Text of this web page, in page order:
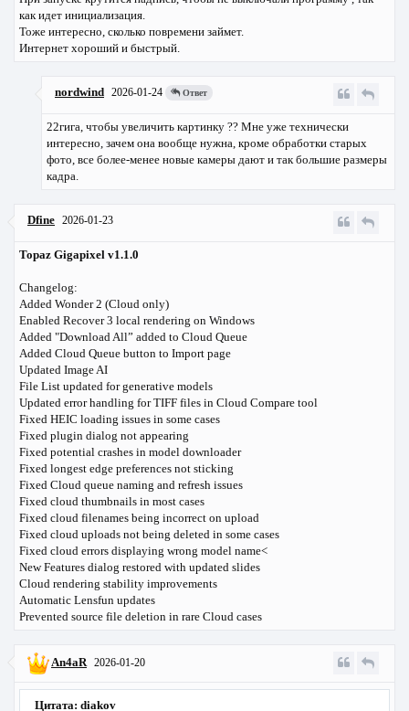
как идет инициализация.
Тоже интересно, сколько повремени займет.
Интернет хороший и быстрый.
nordwind 2026-01-24 Ответ
22гига, чтобы увеличить картинку ?? Мне уже технически
интересно, зачем она вообще нужна, кроме обработки старых
фото, все более-менее новые камеры дают и так большие размеры
кадра.
Dfine 2026-01-23
Topaz Gigapixel v1.1.0
Changelog:
Added Wonder 2 (Cloud only)
Enabled Recover 3 local rendering on Windows
Added "Download All” added to Cloud Queue
Added Cloud Queue button to Import page
Updated Image AI
File List updated for generative models
Updated error handling for TIFF files in Cloud Compare tool
Fixed HEIC loading issues in some cases
Fixed plugin dialog not appearing
Fixed potential crashes in model downloader
Fixed longest edge preferences not sticking
Fixed Cloud queue naming and refresh issues
Fixed cloud thumbnails in most cases
Fixed cloud filenames being incorrect on upload
Fixed cloud uploads not being deleted in some cases
Fixed cloud errors displaying wrong model name<
New Features dialog restored with updated slides
Cloud rendering stability improvements
Automatic Lensfun updates
Prevented source file deletion in rare Cloud cases
An4aR 2026-01-20
Цитата: diakov